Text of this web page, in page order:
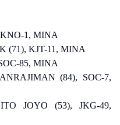
1, MINA
(71), KJT-11, MINA
85, MINA
(84), SOC-7,
JOYO (53), JKG-49,